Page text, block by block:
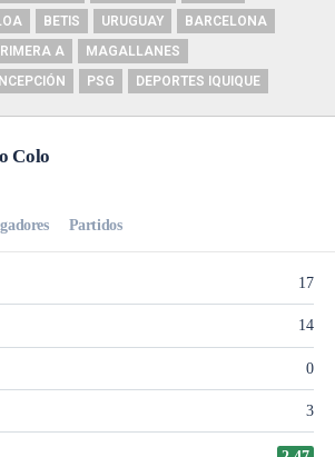
BETIS URUGUAY
BARCELONA
A
MAGALLANES
PSG DEPORTES IQUIQUE